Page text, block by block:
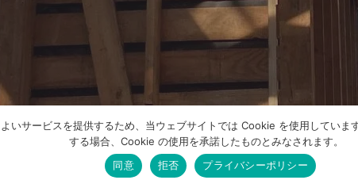
よいサービスを提供するため、当ウェブサイトでは Cookie を使用していま
する場合、Cookie の使用を承諾したものとみなされます。
同意
拒否 プライバシーポリシー